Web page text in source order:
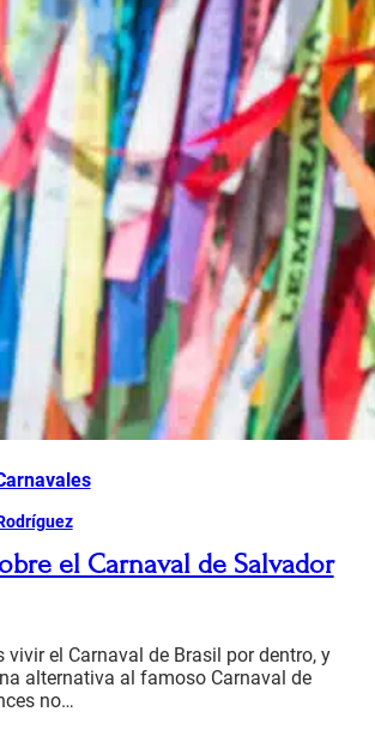
el Carnaval de Salvador
vivir el Carnaval de Brasil por dentro, y
alternativa al famoso Carnaval de
no…